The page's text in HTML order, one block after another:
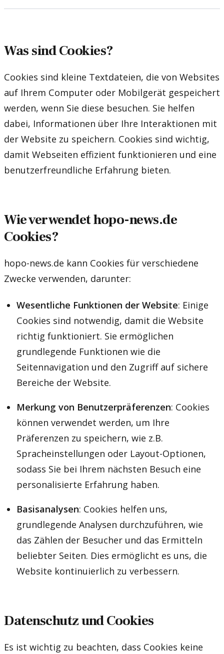
Was sind Cookies?
Cookies sind kleine Textdateien, die von Websites
auf Ihrem Computer oder Mobilgerät gespeichert
werden, wenn Sie diese besuchen. Sie helfen
dabei, Informationen über Ihre Interaktionen mit
der Website zu speichern. Cookies sind wichtig,
damit Webseiten effizient funktionieren und eine
benutzerfreundliche Erfahrung bieten.
Wie verwendet hopo-news.de
Cookies?
hopo-news.de kann Cookies für verschiedene
Zwecke verwenden, darunter:
Wesentliche Funktionen der Website: Einige
Cookies sind notwendig, damit die Website
richtig funktioniert. Sie ermöglichen
grundlegende Funktionen wie die
Seitennavigation und den Zugriff auf sichere
Bereiche der Website.
Merkung von Benutzerpräferenzen: Cookies
können verwendet werden, um Ihre
Präferenzen zu speichern, wie z.B.
Spracheinstellungen oder Layout-Optionen,
sodass Sie bei Ihrem nächsten Besuch eine
personalisierte Erfahrung haben.
Basisanalysen: Cookies helfen uns,
grundlegende Analysen durchzuführen, wie
das Zählen der Besucher und das Ermitteln
beliebter Seiten. Dies ermöglicht es uns, die
Website kontinuierlich zu verbessern.
Datenschutz und Cookies
Es ist wichtig zu beachten, dass Cookies keine